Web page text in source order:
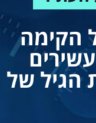
הקימה
הגיל של